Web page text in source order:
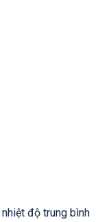
độ trung bình